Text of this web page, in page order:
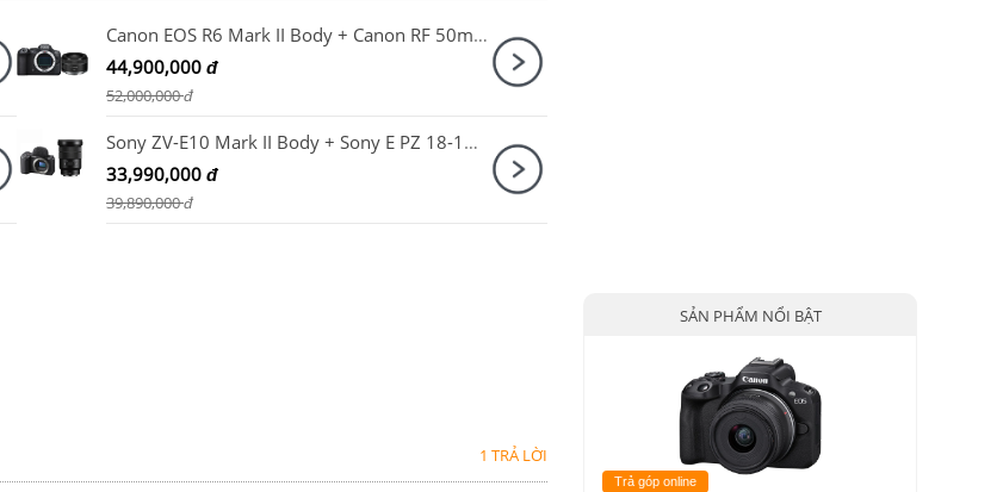
Canon EOS R6 Mark II Body + Canon RF 50mm F1.8 STM
44,900,000 đ
52,000,000đ
Sony ZV-E10 Mark II Body + Sony E PZ 18-105mm F4 G OSS
33,990,000 đ
39,890,000đ
1 TRẢ LỜI
SẢN PHẨM NỔI BẬT
Trả góp online